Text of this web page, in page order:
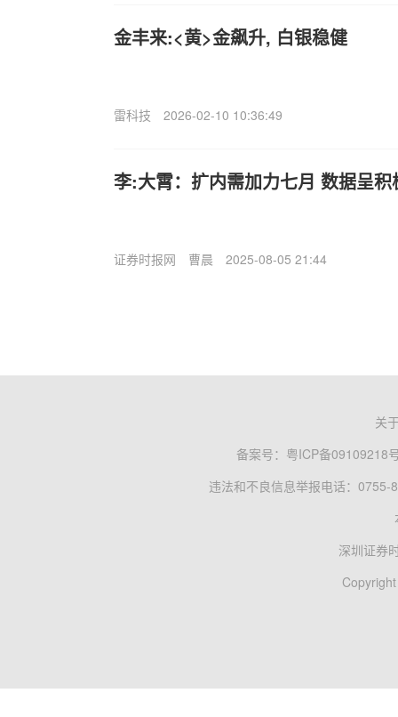
金丰来:<黄>金飙升, 白银稳健
雷科技 2026-02-10 10:36:49
李:大霄：扩内需加力七月 数据呈积
证券时报网 曹晨 2025-08-05 21:44
关
备案号： 粤ICP备09109218
违法和不良信息举报电话：0755-
深圳证券